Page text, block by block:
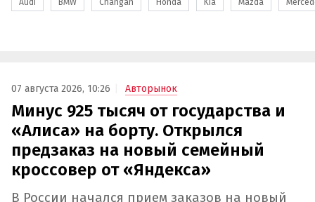
07 августа 2026, 10:26 Авторынок
Минус 925 тысяч от государства и
«Алиса» на борту. Открылся
предзаказ на новый семейный
кроссовер от «Яндекса»
В России начался прием заказов на новый